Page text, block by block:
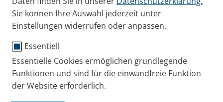
Sie können Ihre Auswahl jederzeit unter
Einstellungen widerrufen oder anpassen.
Essentiell
Essentielle Cookies ermöglichen grundlegende
Funktionen und sind für die einwandfreie Funktion
der Website erforderlich.
Zurück zum Service-Portal
+49 (0) 8151 279 279